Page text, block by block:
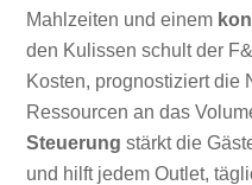
Mahlzeiten und einem
den Kulissen schult der
Kosten, prognostiziert die
Ressourcen an das
Steuerung stärkt die
und hilft jedem Outlet,